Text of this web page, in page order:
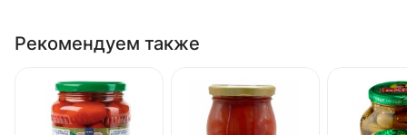
Рекомендуем также